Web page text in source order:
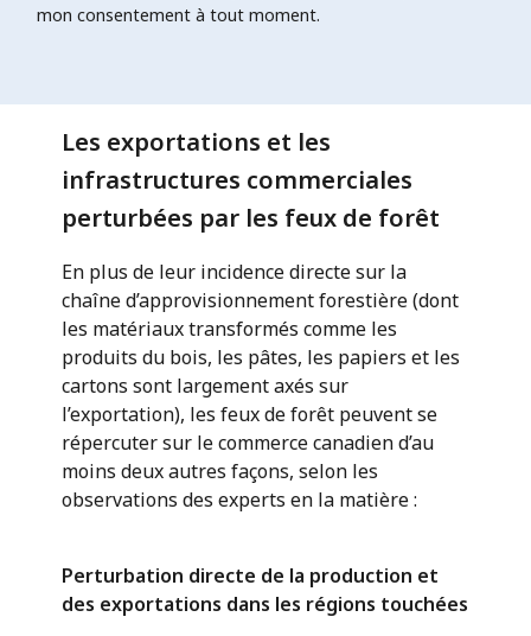
mon consentement à tout moment.
Les exportations et les
infrastructures commerciales
perturbées par les feux de forêt
En plus de leur incidence directe sur la
chaîne d’approvisionnement forestière (dont
les matériaux transformés comme les
produits du bois, les pâtes, les papiers et les
cartons sont largement axés sur
l’exportation), les feux de forêt peuvent se
répercuter sur le commerce canadien d’au
moins deux autres façons, selon les
observations des experts en la matière :
Perturbation directe de la production et
des exportations dans les régions touchées